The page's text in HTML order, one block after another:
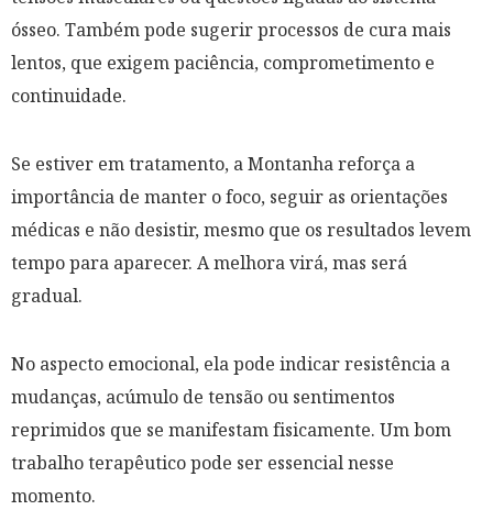
ósseo. Também pode sugerir processos de cura mais
lentos, que exigem paciência, comprometimento e
continuidade.
Se estiver em tratamento, a Montanha reforça a
importância de manter o foco, seguir as orientações
médicas e não desistir, mesmo que os resultados levem
tempo para aparecer. A melhora virá, mas será
gradual.
No aspecto emocional, ela pode indicar resistência a
mudanças, acúmulo de tensão ou sentimentos
reprimidos que se manifestam fisicamente. Um bom
trabalho terapêutico pode ser essencial nesse
momento.